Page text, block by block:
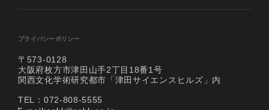
プライバシーポリシー
〒573-0128
大阪府枚方市津田山手2丁目18番1号
関西文化学術研究都市「津田サイエンスヒルズ」内
TEL：072-808-5555